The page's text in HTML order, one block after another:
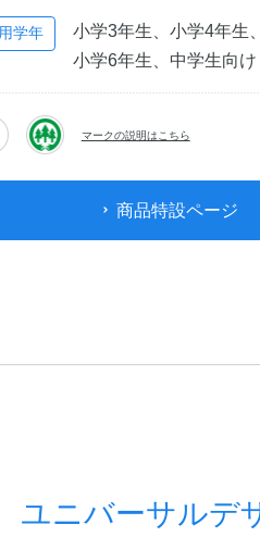
学年
小学3年生、小学4年生
小学6年生、中学生向け
マークの説明はこちら
商品特設ページ
ユニバーサルデ